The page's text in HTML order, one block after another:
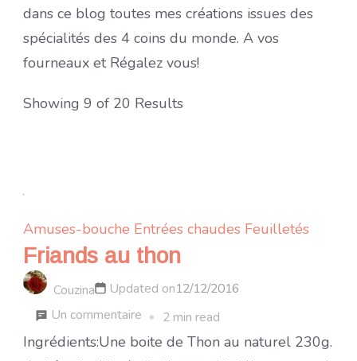
dans ce blog toutes mes créations issues des
spécialités des 4 coins du monde. A vos
fourneaux et Régalez vous!
Showing 9 of 20 Results
Amuses-bouche Entrées chaudes Feuilletés
Friands au thon
Couzina Updated on12/12/2016
Un commentaire sur
Friands
2 min read
Ingrédients:Une boite de Thon au naturel 230g.